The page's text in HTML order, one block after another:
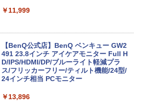
n N4000/4GB/64GB eMMC/HD IPS液晶
Type-C データ/充電可）/microSD対応
（最大128GB）/Windows 11 Pro／Dolb
y Audio）【整備済み中古品】
SSD 128GB～2TB メモリ8GB～32GB 2
年保証 安い 激安 オフィス業務 事務作業
デスクワーク 動画視聴 おしゃれ 本体の
み
￥11,999
【BenQ公式店】BenQ ベンキュー GW2
491 23.8インチ アイケアモニター Full H
D/IPS/HDMI/DP/ブルーライト軽減プラ
ス/フリッカーフリー/ティルト機能/24型/
24インチ相当 PCモニター
￥13,896